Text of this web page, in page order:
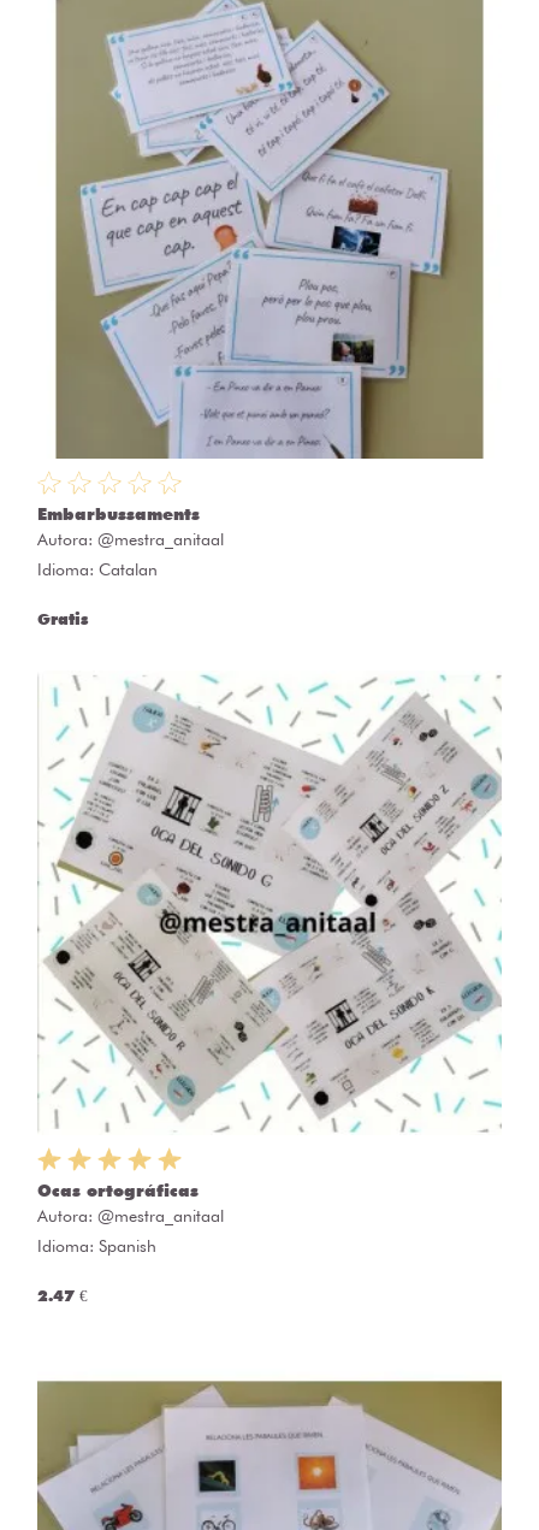
Embarbussaments
Autora: @mestra_anitaal
Idioma: Catalan
Gratis
Ocas ortográficas
Autora: @mestra_anitaal
Idioma: Spanish
2.47 €